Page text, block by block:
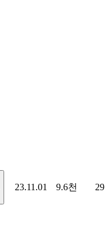
23.11.01 9.6천 29